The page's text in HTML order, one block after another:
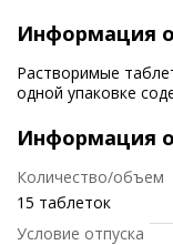
Информация
Растворимые
одной упаковке
Информация
Количество/объем
15 таблеток
Условие отпуска